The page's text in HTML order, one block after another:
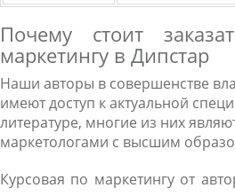
Почему стоит
маркетингу в Дипстар
Наши авторы в совершенстве
имеют доступ к актуальной
литературе, многие из них
маркетологами с высшим
Курсовая по маркетингу от